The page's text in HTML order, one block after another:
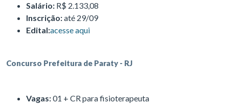
Salário: R$ 2.133,08
Inscrição:até 29/09
Edital:acesse aqui
Concurso Prefeitura de Paraty - RJ
Vagas:01 + CR para fisioterapeuta